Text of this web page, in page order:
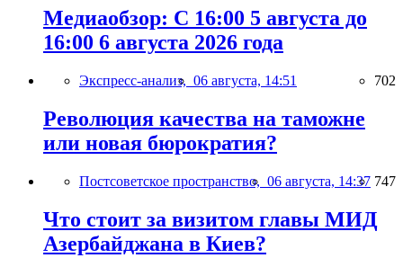
Медиаобзор: С 16:00 5 августа до
16:00 6 августа 2026 года
Экспресс-анализ, 06 августа, 14:51 702
Революция качества на таможне
или новая бюрократия?
Постсоветское пространство, 06 августа, 14:37 747
Что стоит за визитом главы МИД
Азербайджана в Киев?